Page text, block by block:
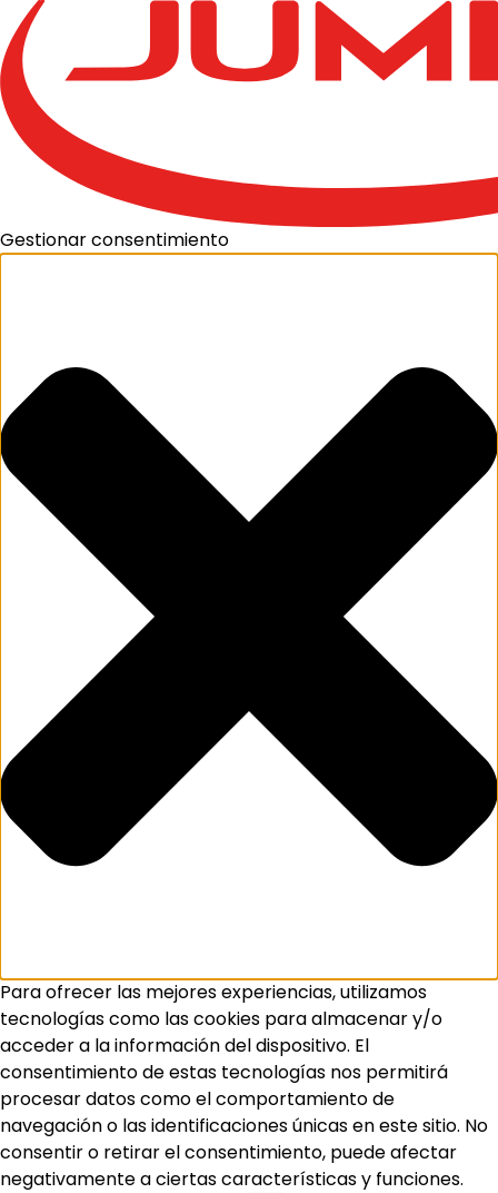
Gestionar consentimiento
Para ofrecer las mejores experiencias, utilizamos
tecnologías como las cookies para almacenar y/o
acceder a la información del dispositivo. El
consentimiento de estas tecnologías nos permitirá
procesar datos como el comportamiento de
navegación o las identificaciones únicas en este sitio. No
consentir o retirar el consentimiento, puede afectar
negativamente a ciertas características y funciones.